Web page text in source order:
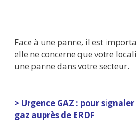
Face à une panne, il est
elle ne concerne que votre
une panne dans votre secteur.
> Urgence GAZ : pour
gaz auprès de ERDF